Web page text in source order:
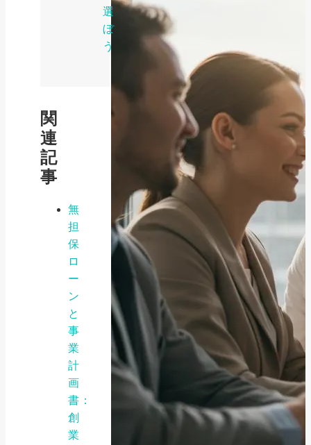
選
ぼ
う
関
連
記
事
無
担
保
ロ
ー
ン
と
事
業
計
画
書：
創
業